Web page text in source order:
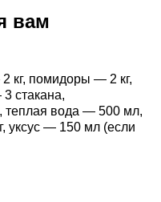
вам
кг, помидоры — 2 кг,
стакана,
теплая вода — 500 мл,
уксус — 150 мл (если